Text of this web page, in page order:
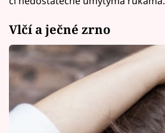
Vlčí a ječné zrno